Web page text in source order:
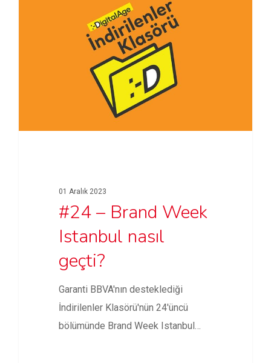
01 Aralık 2023
#24 – Brand Week
Istanbul nasıl
geçti?
Garanti BBVA'nın desteklediği
İndirilenler Klasörü'nün 24'üncü
bölümünde Brand Week Istanbul